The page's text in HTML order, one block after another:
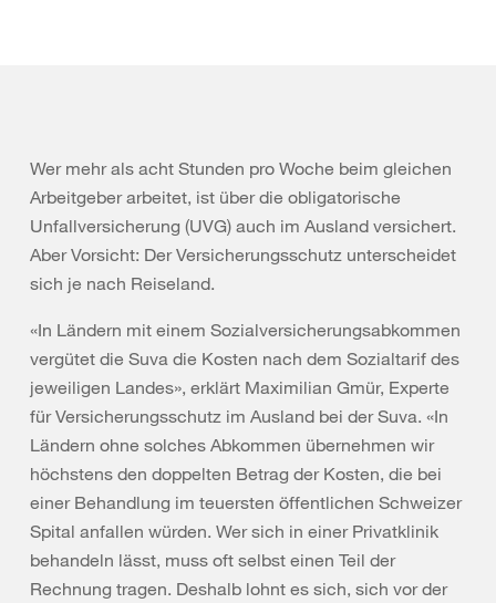
Wer mehr als acht Stunden pro Woche beim gleichen
Arbeitgeber arbeitet, ist über die obligatorische
Unfallversicherung (UVG) auch im Ausland versichert.
Aber Vorsicht: Der Versicherungsschutz unterscheidet
sich je nach Reiseland.
«In Ländern mit einem Sozialversicherungsabkommen
vergütet die Suva die Kosten nach dem Sozialtarif des
jeweiligen Landes», erklärt Maximilian Gmür, Experte
für Versicherungsschutz im Ausland bei der Suva. «In
Ländern ohne solches Abkommen übernehmen wir
höchstens den doppelten Betrag der Kosten, die bei
einer Behandlung im teuersten öffentlichen Schweizer
Spital anfallen würden. Wer sich in einer Privatklinik
behandeln lässt, muss oft selbst einen Teil der
Rechnung tragen. Deshalb lohnt es sich, sich vor der